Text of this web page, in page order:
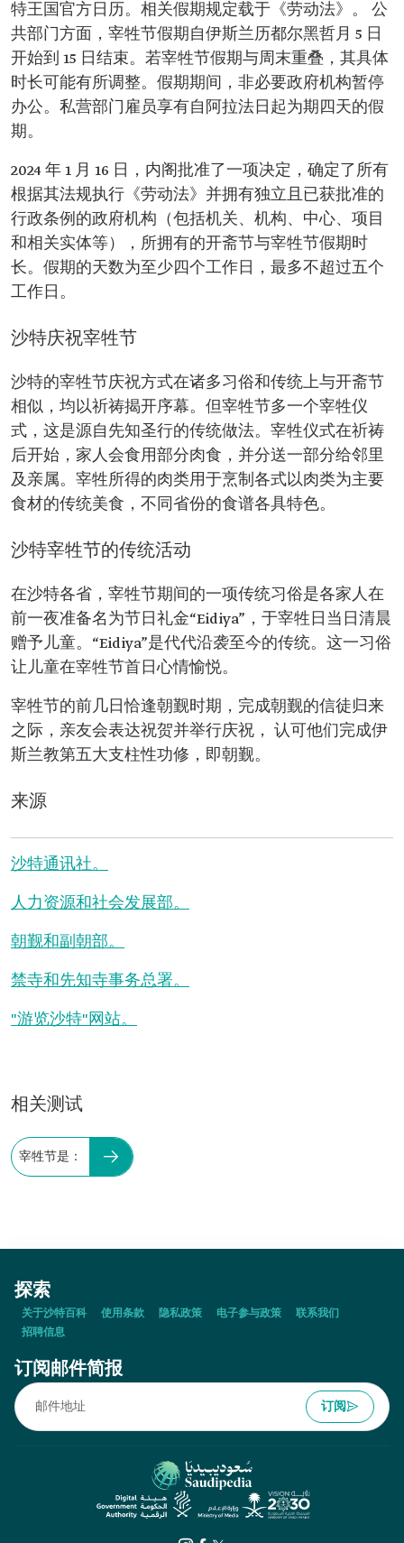
特王国官方日历。相关假期规定载于《劳动法》。 公
共部门方面，宰牲节假期自伊斯兰历都尔黑哲月 5 日
开始到 15 日结束。若宰牲节假期与周末重叠，其具体
时长可能有所调整。假期期间，非必要政府机构暂停
办公。私营部门雇员享有自阿拉法日起为期四天的假
期。
2024 年 1 月 16 日，内阁批准了一项决定，确定了所有
根据其法规执行《劳动法》并拥有独立且已获批准的
行政条例的政府机构（包括机关、机构、中心、项目
和相关实体等），所拥有的开斋节与宰牲节假期时
长。假期的天数为至少四个工作日，最多不超过五个
工作日。
沙特庆祝宰牲节
沙特的宰牲节庆祝方式在诸多习俗和传统上与开斋节
相似，均以祈祷揭开序幕。但宰牲节多一个宰牲仪
式，这是源自先知圣行的传统做法。宰牲仪式在祈祷
后开始，家人会食用部分肉食，并分送一部分给邻里
及亲属。宰牲所得的肉类用于烹制各式以肉类为主要
食材的传统美食，不同省份的食谱各具特色。
沙特宰牲节的传统活动
在沙特各省，宰牲节期间的一项传统习俗是各家人在
前一夜准备名为节日礼金“Eidiya”，于宰牲日当日清晨
赠予儿童。“Eidiya”是代代沿袭至今的传统。这一习俗
让儿童在宰牲节首日心情愉悦。
宰牲节的前几日恰逢朝觐时期，完成朝觐的信徒归来
之际，亲友会表达祝贺并举行庆祝， 认可他们完成伊
斯兰教第五大支柱性功修，即朝觐。
来源
沙特通讯社。
人力资源和社会发展部。
朝觐和副朝部。
禁寺和先知寺事务总署。
"游览沙特"网站。
相关测试
宰牲节是：
探索
关于沙特百科 使用条款 隐私政策 电子参与政策
联系我们
招聘信息
订阅邮件简报
订阅